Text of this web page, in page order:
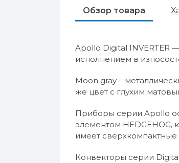
Обзор товара
Apollo Digital INVERTER
исполнением в
Moon gray –
же цвет с глухим
Приборы серии Apollo
элементом HEDGEHOG,
имеет
Конвекторы серии